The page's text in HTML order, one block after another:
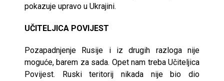
pokazuje upravo u Ukrajini.
UČITELJICA POVIJEST
Pozapadnjenje Rusije i iz drugih razloga nije
moguće, barem za sada. Opet nam treba Učiteljica
Povijest. Ruski teritorij nikada nije bio dio